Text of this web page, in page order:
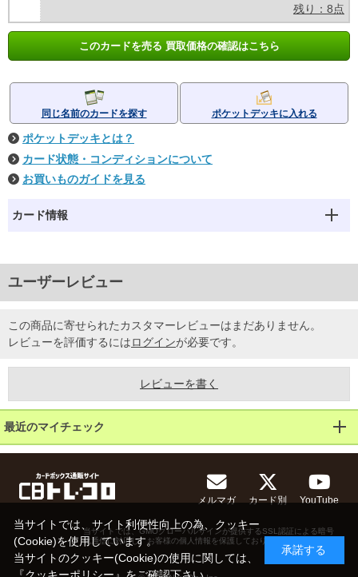
残り：8点
このカードを売る 買取価格の確認はこちら
同じ名前のカードを探す ポケットデッキに入れる
ポケットデッキとは？
カード状態・コンディションについて
お買いものガイドを見る
カード情報
ユーザーレビュー
この商品に寄せられたカスタマーレビューはまだありません。
レビューを評価するにはログインが必要です。
レビューを書く
最近のマイチェック
メルマガ カード別 YouTube
当サイトでは、GMOグローバルサインが提供するSSL認証による暗号
化通信に対応し、お客様の個人情報を保護しております。
当サイトでは、サイト利便性向上の為、クッキー
(Cookie)を使用しています。
当サイトのクッキー(Cookie)の使用に関しては、
承諾する